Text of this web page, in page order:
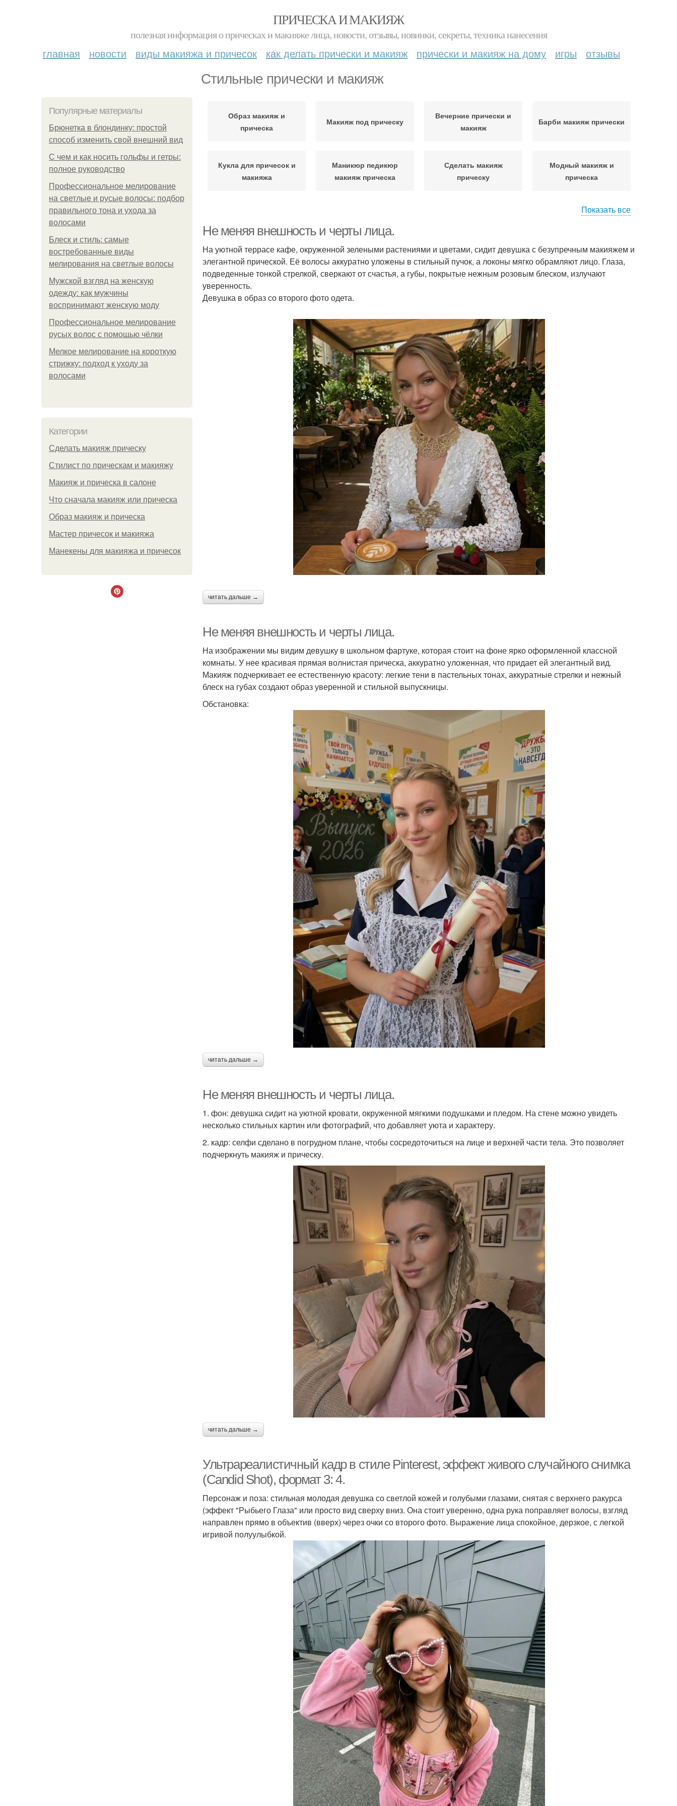
ПРИЧЕСКА И МАКИЯЖ
полезная информация о прическах и макияже лица, новости, отзывы, новинки, секреты, техника нанесения
главная новости виды макияжа и причесок как делать прически и макияж прически и макияж на дому игры отзывы
Стильные прически и макияж
Популярные материалы
Брюнетка в блондинку: простой
способ изменить свой внешний вид
С чем и как носить гольфы и гетры:
полное руководство
Профессиональное мелирование
на светлые и русые волосы: подбор
правильного тона и ухода за
волосами
Блеск и стиль: самые
востребованные виды
мелирования на светлые волосы
Мужской взгляд на женскую
одежду: как мужчины
воспринимают женскую моду
Профессиональное мелирование
русых волос с помощью чёлки
Мелкое мелирование на короткую
стрижку: подход к уходу за
волосами
Категории
Сделать макияж прическу
Стилист по прическам и макияжу
Макияж и прическа в салоне
Что сначала макияж или прическа
Образ макияж и прическа
Мастер причесок и макияжа
Манекены для макияжа и причесок
Образ макияж и
прическа
Макияж под прическу
Вечерние прически и
макияж
Барби макияж прически
Кукла для причесок и
макияжа
Маникюр педикюр
макияж прическа
Сделать макияж
прическу
Модный макияж и
прическа
макияжа онлайн
бесплатно
Макияж и прическа в
Онлайн прически и
макияж
Игры макияж и
прически
Показать все
Не меняя внешность и черты лица.
На уютной террасе кафе, окруженной зелеными растениями и цветами, сидит девушка с безупречным макияжем и
элегантной прической. Её волосы аккуратно уложены в стильный пучок, а локоны мягко обрамляют лицо. Глаза,
подведенные тонкой стрелкой, сверкают от счастья, а губы, покрытые нежным розовым блеском, излучают
уверенность.
Девушка в образ со второго фото одета.
читать дальше →
Не меняя внешность и черты лица.
На изображении мы видим девушку в школьном фартуке, которая стоит на фоне ярко оформленной классной
комнаты. У нее красивая прямая волнистая прическа, аккуратно уложенная, что придает ей элегантный вид.
Макияж подчеркивает ее естественную красоту: легкие тени в пастельных тонах, аккуратные стрелки и нежный
блеск на губах создают образ уверенной и стильной выпускницы.
Обстановка:
читать дальше →
Не меняя внешность и черты лица.
1. фон: девушка сидит на уютной кровати, окруженной мягкими подушками и пледом. На стене можно увидеть
несколько стильных картин или фотографий, что добавляет уюта и характеру.
2. кадр: селфи сделано в погрудном плане, чтобы сосредоточиться на лице и верхней части тела. Это позволяет
подчеркнуть макияж и прическу.
читать дальше →
Ультрареалистичный кадр в стиле Pinterest, эффект живого случайного снимка
(Candid Shot), формат 3: 4.
Персонаж и поза: стильная молодая девушка со светлой кожей и голубыми глазами, снятая с верхнего ракурса
(эффект "Рыбьего Глаза" или просто вид сверху вниз. Она стоит уверенно, одна рука поправляет волосы, взгляд
направлен прямо в объектив (вверх) через очки со второго фото. Выражение лица спокойное, дерзкое, с легкой
игривой полуулыбкой.